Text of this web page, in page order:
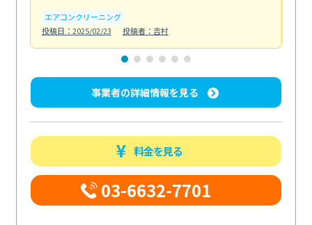
エアコンクリーニング
投稿日：2025/02/23
投稿者：吉村
事業者の詳細情報を見る
料金を見る
03-6632-7701